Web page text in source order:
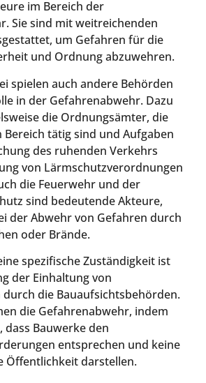
im Bereich der
Sie sind mit weitreichenden
um Gefahren für die
und Ordnung abzuwehren.
spielen auch andere Behörden
in der Gefahrenabwehr. Dazu
die Ordnungsämter, die
tätig sind und Aufgaben
des ruhenden Verkehrs
von Lärmschutzverordnungen
die Feuerwehr und der
sind bedeutende Akteure,
der Abwehr von Gefahren durch
oder Brände.
spezifische Zuständigkeit ist
der Einhaltung von
die Bauaufsichtsbehörden.
die Gefahrenabwehr, indem
dass Bauwerke den
entsprechen und keine
Öffentlichkeit darstellen.